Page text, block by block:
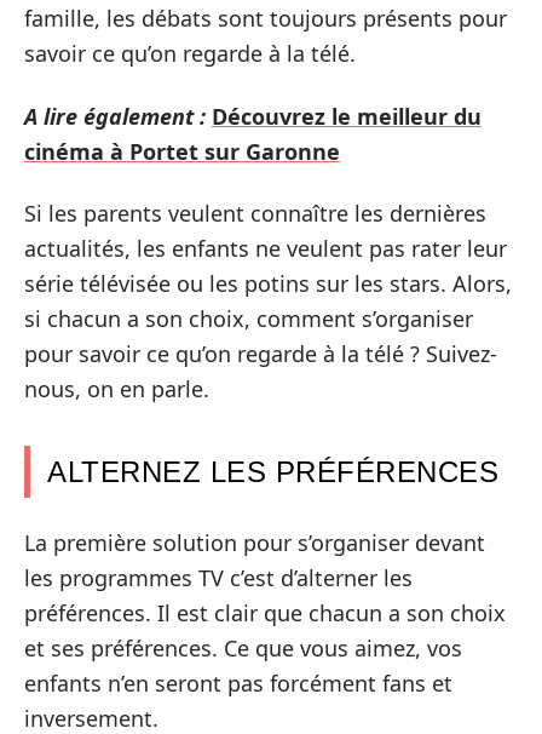
famille, les débats sont toujours présents pour
savoir ce qu’on regarde à la télé.
A lire également : Découvrez le meilleur du
cinéma à Portet sur Garonne
Si les parents veulent connaître les dernières
actualités, les enfants ne veulent pas rater leur
série télévisée ou les potins sur les stars. Alors,
si chacun a son choix, comment s’organiser
pour savoir ce qu’on regarde à la télé ? Suivez-
nous, on en parle.
ALTERNEZ LES PRÉFÉRENCES
La première solution pour s’organiser devant
les programmes TV c’est d’alterner les
préférences. Il est clair que chacun a son choix
et ses préférences. Ce que vous aimez, vos
enfants n’en seront pas forcément fans et
inversement.